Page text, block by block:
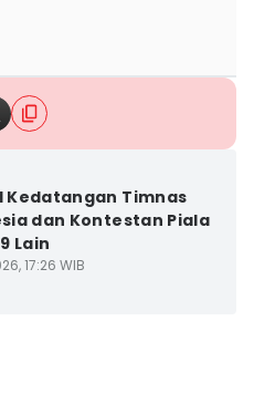
Kedatangan Timnas
dan Kontestan Piala
Lain
17:26 WIB